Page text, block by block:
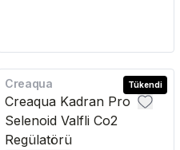
Kargo Bedava Tükendi
Creaqua
Creaqua Kadran Pro
Selenoid Valfli Co2
Regülatörü